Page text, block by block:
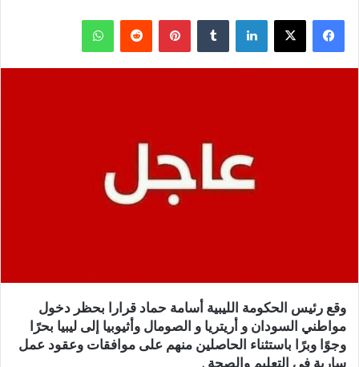
فيسبوك X لينكدإن بينتيريست واتساب
وقع رئيس الحكومة الليبية أسامة حماد قرارا بحظر دخول
مواطني السودان و أريتريا و الصومال وأثيوبيا إلى ليبيا بحرًا
وجوًا وبرًا باستثناء الحاصلين منهم على موافقات وعقود عمل
سارية في التعليم والصحة .